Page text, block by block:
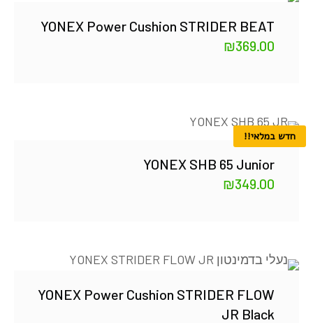
YONEX Power Cushion STRIDER BEAT
₪369.00
חדש במלאי!!
YONEX SHB 65 Junior
₪349.00
YONEX Power Cushion STRIDER FLOW
JR Black